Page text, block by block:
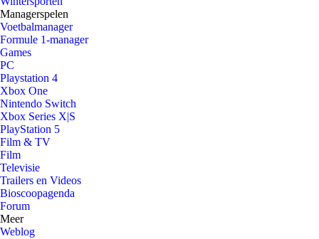
Managerspelen
Voetbalmanager
Formule 1-manager
Games
PC
Playstation 4
Xbox One
Nintendo Switch
Xbox Series X|S
PlayStation 5
Film & TV
Film
Televisie
Trailers en Videos
Bioscoopagenda
Forum
Meer
Weblog